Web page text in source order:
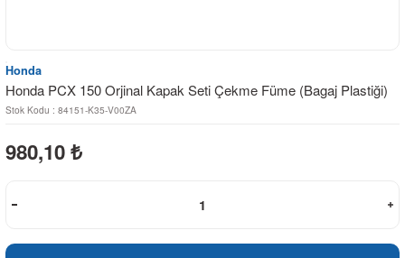
Honda
Honda PCX 150 Orjinal Kapak Seti Çekme Füme (Bagaj Plastiği)
Stok Kodu : 84151-K35-V00ZA
980,10 ₺